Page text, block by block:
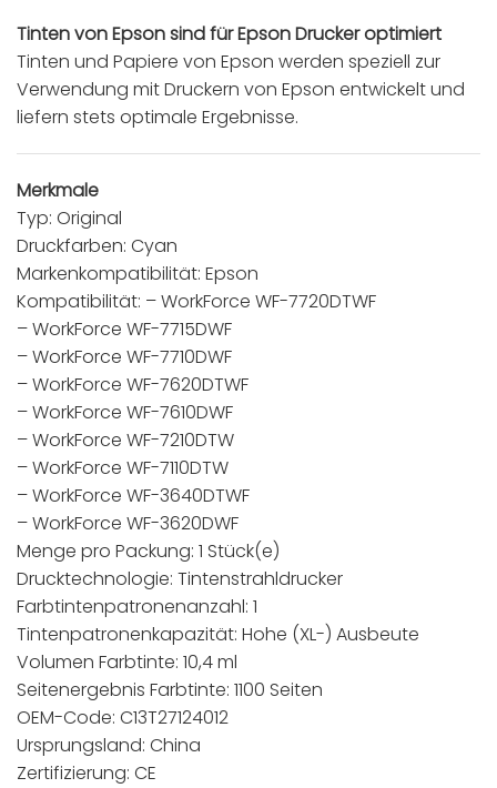
Tinten von Epson sind für Epson Drucker optimiert
Tinten und Papiere von Epson werden speziell zur
Verwendung mit Druckern von Epson entwickelt und
liefern stets optimale Ergebnisse.
Merkmale
Typ: Original
Druckfarben: Cyan
Markenkompatibilität: Epson
Kompatibilität: – WorkForce WF-7720DTWF
– WorkForce WF-7715DWF
– WorkForce WF-7710DWF
– WorkForce WF-7620DTWF
– WorkForce WF-7610DWF
– WorkForce WF-7210DTW
– WorkForce WF-7110DTW
– WorkForce WF-3640DTWF
– WorkForce WF-3620DWF
Menge pro Packung: 1 Stück(e)
Drucktechnologie: Tintenstrahldrucker
Farbtintenpatronenanzahl: 1
Tintenpatronenkapazität: Hohe (XL-) Ausbeute
Volumen Farbtinte: 10,4 ml
Seitenergebnis Farbtinte: 1100 Seiten
OEM-Code: C13T27124012
Ursprungsland: China
Zertifizierung: CE